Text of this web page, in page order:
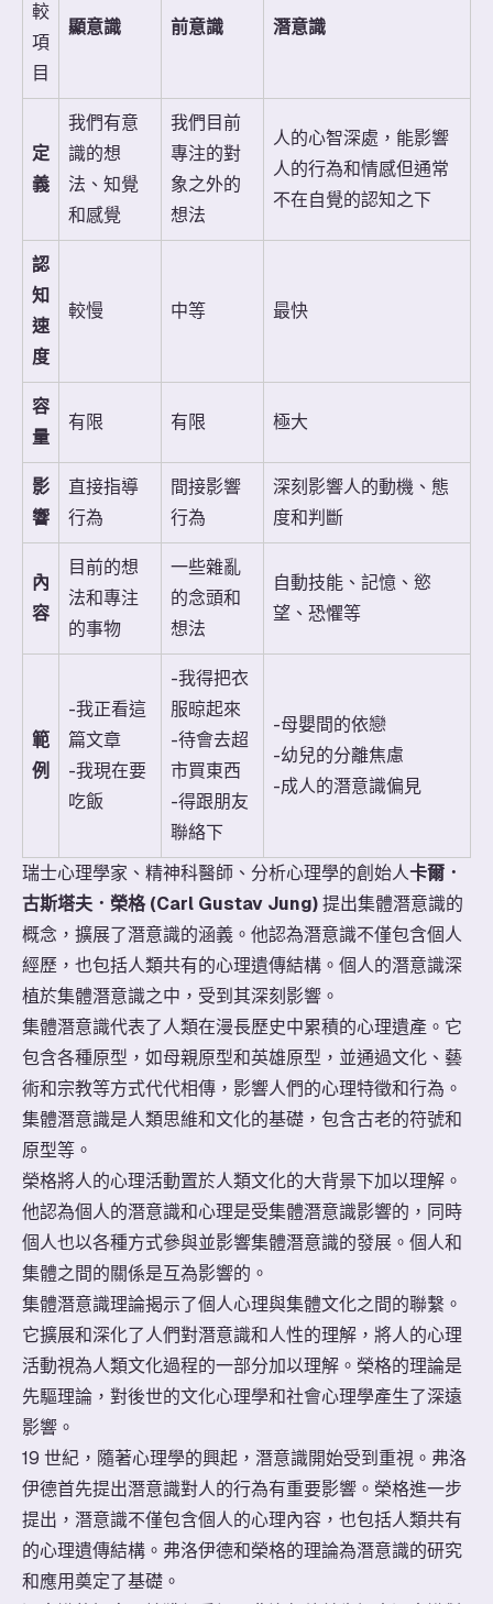
較
項
目
顯意識 前意識 ​潛意識
定
義
我們有意
識的想
法、知覺
和感覺
我們目前
專注的對
象之外的
想法
人的心智深處，能影響
人的行為和情感但通常
不在自覺的認知之下
認
知
速
度
較慢 中等 最快
容
量
有限 有限 極大
影
響
直接指導
行為
間接影響
行為
深刻影響人的動機、態
度和判斷
內
容
目前的想
法和專注
的事物
一些雜亂
的念頭和
想法
自動技能、記憶、慾
望、恐懼等
範
例
-我正看這
篇文章
-我現在要
吃飯
​-我得把衣
服晾起來
-待會去超
市買東西
-得跟朋友
聯絡下
​-母嬰間的依戀
-幼兒的分離焦慮
-成人的潛意識偏見
瑞士心理學家、精神科醫師、分析心理學的創始人卡爾．
古斯塔夫．榮格 (Carl Gustav Jung) 提出集體潛意識的
概念，擴展了潛意識的涵義。他認為潛意識不僅包含個人
經歷，也包括人類共有的心理遺傳結構。個人的潛意識深
植於集體潛意識之中，受到其深刻影響。
集體潛意識代表了人類在漫長歷史中累積的心理遺產。它
包含各種原型，如母親原型和英雄原型，並通過文化、藝
術和宗教等方式代代相傳，影響人們的心理特徵和行為。
集體潛意識是人類思維和文化的基礎，包含古老的符號和
原型等。
榮格將人的心理活動置於人類文化的大背景下加以理解。
他認為個人的潛意識和心理是受集體潛意識影響的，同時
個人也以各種方式參與並影響集體潛意識的發展。個人和
集體之間的關係是互為影響的。
集體潛意識理論揭示了個人心理與集體文化之間的聯繫。
它擴展和深化了人們對潛意識和人性的理解，將人的心理
活動視為人類文化過程的一部分加以理解。榮格的理論是
先驅理論，對後世的文化心理學和社會心理學產生了深遠
影響。
19 世紀，隨著心理學的興起，潛意識開始受到重視。弗洛
伊德首先提出潛意識對人的行為有重要影響。榮格進一步
提出，潛意識不僅包含個人的心理內容，也包括人類共有
的心理遺傳結構。弗洛伊德和榮格的理論為潛意識的研究
和應用奠定了基礎。